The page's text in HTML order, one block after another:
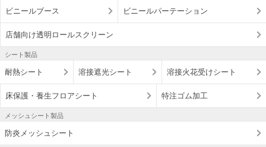
ビニールブース ビニールパーテーション
店舗向け透明ロールスクリーン
シート製品
耐熱シート 溶接遮光シート 溶接火花受けシート
床保護・養生フロアシート 特注ゴム加工
メッシュシート製品
防炎メッシュシート